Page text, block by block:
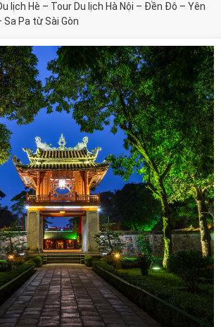
lịch Hè – Tour Du lịch Hà Nội – Đền Đô – Yên
Sa Pa từ Sài Gòn